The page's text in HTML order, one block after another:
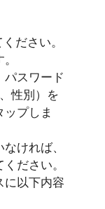
ださい。
パスワード
性別）を
プしま
ければ、
ださい。
に以下内容